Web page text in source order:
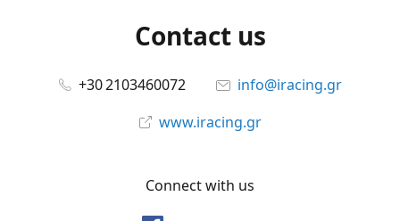
Contact us
+30 2103460072
info@iracing.gr
www.iracing.gr
Connect with us